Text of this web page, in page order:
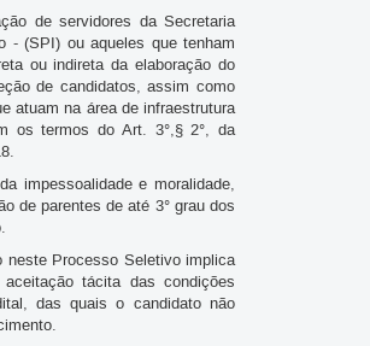
de servidores da Secretaria
- (SPI) ou aqueles que tenham
ou indireta da elaboração do
de candidatos, assim como
atuam na área de infraestrutura
os termos do Art. 3°,§ 2°, da
impessoalidade e moralidade,
de parentes de até 3° grau dos
neste Processo Seletivo implica
tácita das condições
das quais o candidato não